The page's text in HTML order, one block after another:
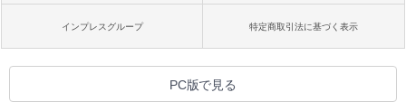
インプレスグループ 特定商取引法に基づく表示
PC版で見る